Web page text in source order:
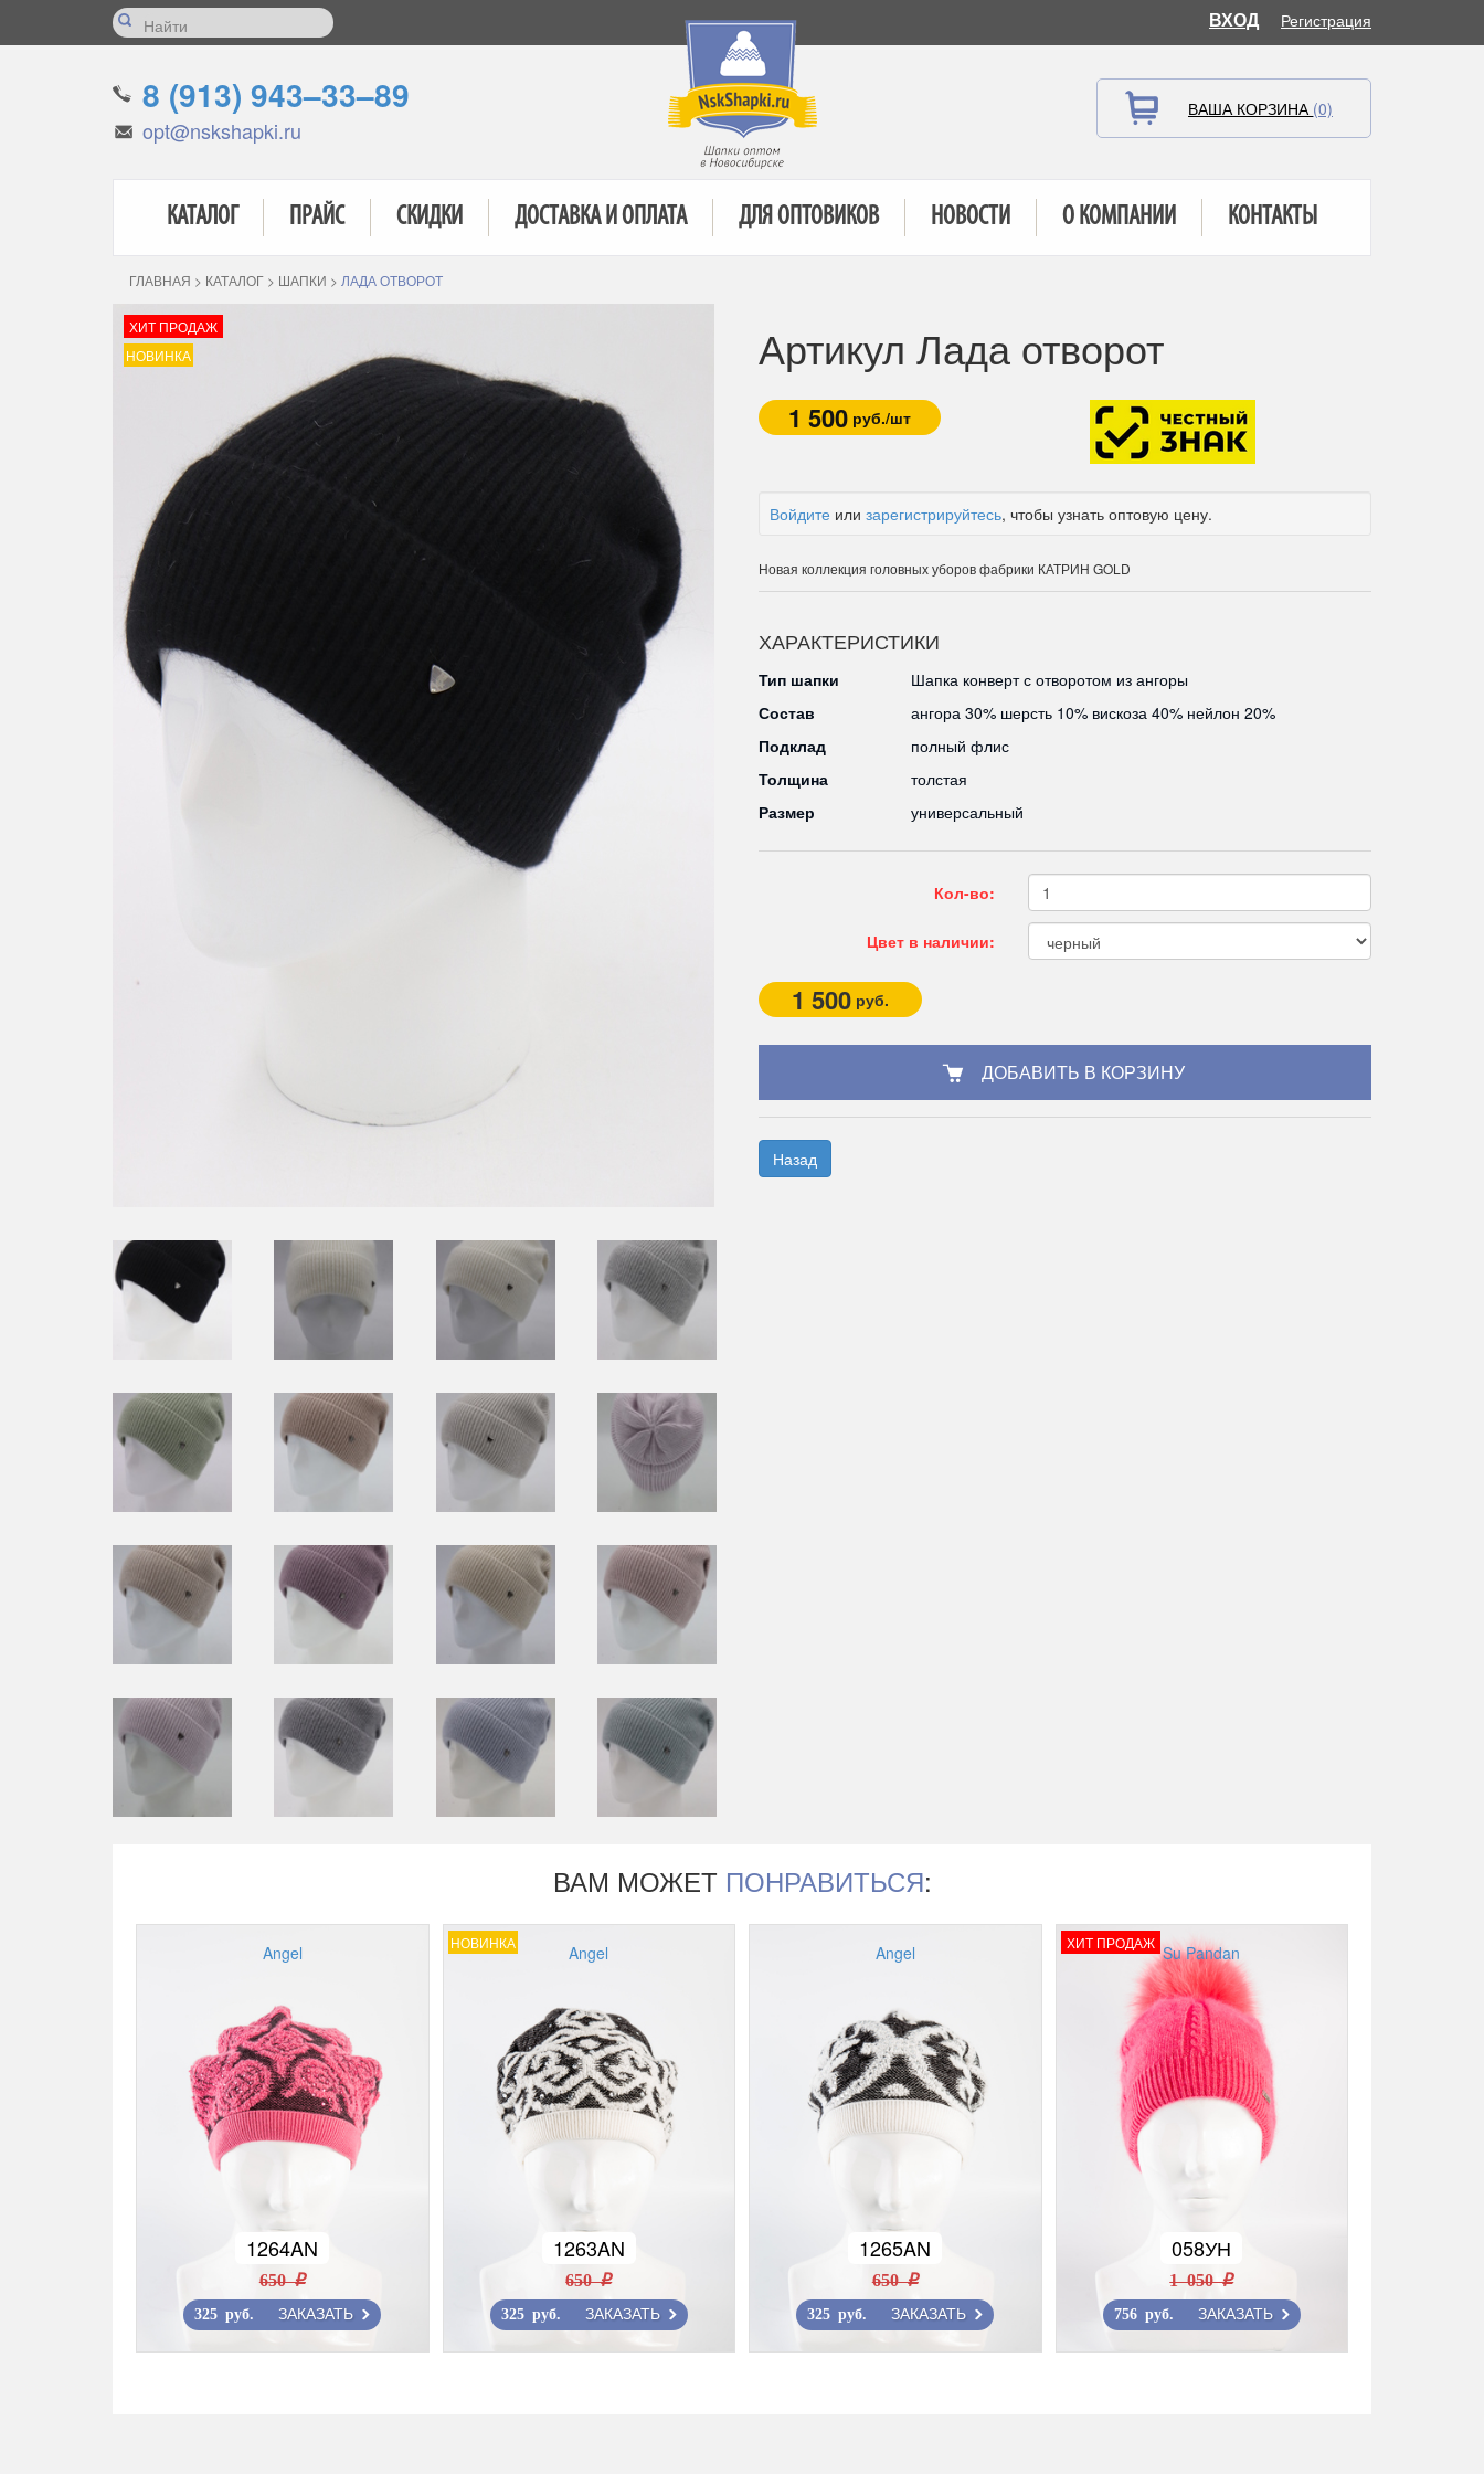
ВХОД Регистрация
8 (913) 943–33–89
opt@nskshapki.ru
ВАША КОРЗИНА (0)
КАТАЛОГ ПРАЙС СКИДКИ ДОСТАВКА И ОПЛАТА ДЛЯ ОПТОВИКОВ НОВОСТИ О КОМПАНИИ КОНТАКТЫ
ГЛАВНАЯ > КАТАЛОГ > ШАПКИ > ЛАДА ОТВОРОТ
ХИТ ПРОДАЖ
НОВИНКА
Артикул Лада отворот
1 500 руб./шт
Войдите или зарегистрируйтесь, чтобы узнать оптовую цену.
Новая коллекция головных уборов фабрики КАТРИН GOLD
ХАРАКТЕРИСТИКИ
Тип шапки
Шапка конверт с отворотом из ангоры
Состав
ангора 30% шерсть 10% вискоза 40% нейлон 20%
Подклад
полный флис
Толщина
толстая
Размер
универсальный
Кол-во:
Цвет в наличии:
1 500 руб.
Назад
ВАМ МОЖЕТ ПОНРАВИТЬСЯ:
Angel
1264AN
650 r
325 руб. ЗАКАЗАТЬ
НОВИНКА Angel
1263AN
650 r
325 руб. ЗАКАЗАТЬ
Angel
1265AN
650 r
325 руб. ЗАКАЗАТЬ
ХИТ ПРОДАЖ Su Pandan
058УН
1 050 r
756 руб. ЗАКАЗАТЬ